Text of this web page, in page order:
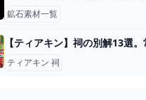
鉱石素材一覧
ティアキン 祠